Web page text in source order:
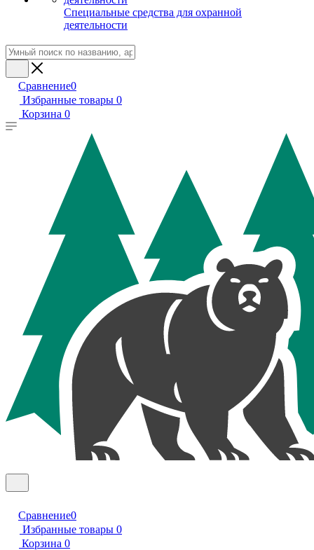
Специальные средства для охранной
деятельности
Сравнение0
Избранные товары 0
Корзина 0
Сравнение0
Избранные товары 0
Корзина 0